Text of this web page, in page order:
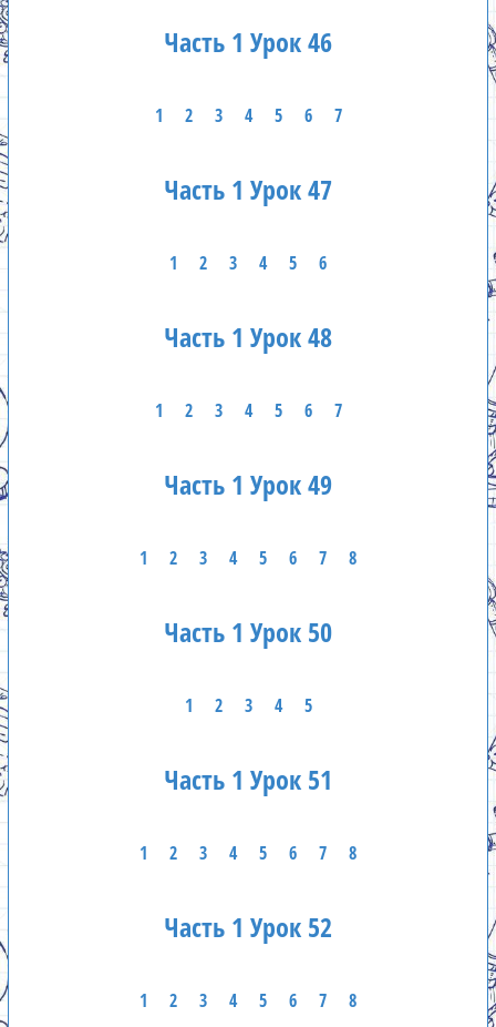
Часть 1 Урок 46
1 2 3 4 5 6 7
Часть 1 Урок 47
1 2 3 4 5 6
Часть 1 Урок 48
1 2 3 4 5 6 7
Часть 1 Урок 49
1 2 3 4 5 6 7 8
Часть 1 Урок 50
1 2 3 4 5
Часть 1 Урок 51
1 2 3 4 5 6 7 8
Часть 1 Урок 52
1 2 3 4 5 6 7 8